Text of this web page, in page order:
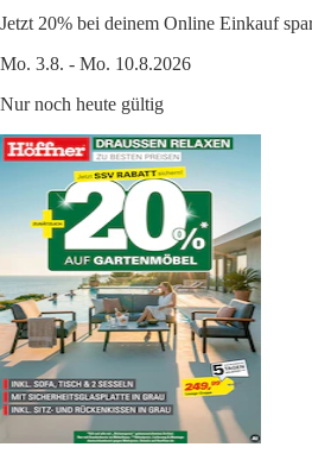
Jetzt 20% bei deinem Online Einkauf
Mo. 3.8. - Mo. 10.8.2026
Nur noch heute gültig